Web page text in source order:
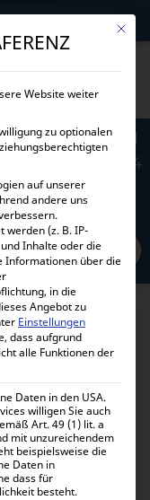
→
MULTIPLUS-II
PYTES LIFEPO4
3kVA – 5,12kWh
GX
Mit
Website weiter
zu optionalen
auf unserer
andere uns
werden (z. B. IP-
Inhalte oder die
Informationen über die
in die
Angebot zu
Einstellungen
dass aufgrund
alle Funktionen der
Daten in den USA.
willigen Sie auch
Art. 49 (1) lit. a
mit unzureichendem
beispielsweise die
Daten in
dass für
besteht.